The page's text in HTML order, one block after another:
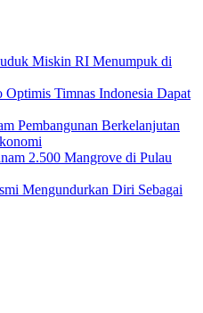
Miskin RI Menumpuk di
Optimis Timnas Indonesia Dapat
Pembangunan Berkelanjutan
2.500 Mangrove di Pulau
Mengundurkan Diri Sebagai